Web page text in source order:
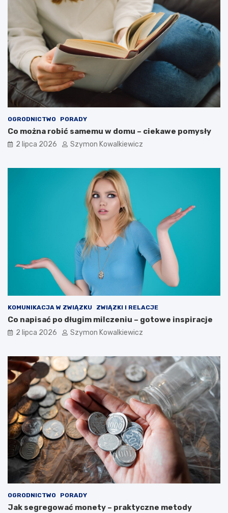
OGRODNICTWO PORADY
Co można robić samemu w domu – ciekawe pomysły
2 lipca 2026 Szymon Kowalkiewicz
KOMUNIKACJA W ZWIĄZKU ZWIĄZKI I RELACJE
Co napisać po długim milczeniu – gotowe inspiracje
2 lipca 2026 Szymon Kowalkiewicz
OGRODNICTWO PORADY
Jak segregować monety – praktyczne metody